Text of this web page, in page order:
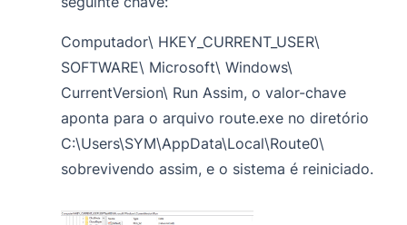
Computador\ HKEY_CURRENT_USER\
SOFTWARE\ Microsoft\ Windows\
CurrentVersion\ Run Assim, o valor-chave
aponta para o arquivo route.exe nodiretório
C:\Users\SYM\AppData\Local\Route0\
sobrevivendo assim, e o sistema é reiniciado.